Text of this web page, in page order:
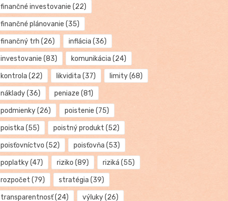
finančné investovanie (22)
finančné plánovanie (35)
finančný trh (26) inflácia (36)
investovanie (83) komunikácia (24)
kontrola (22) likvidita (37) limity(68)
náklady(36) peniaze (81)
podmienky(26) poistenie (75)
poistka (55) poistný produkt (52)
poisťovníctvo (52) poisťovňa (53)
poplatky(47) riziko (89) riziká (55)
rozpočet (79) stratégia (39)
transparentnosť(24) výluky(26)